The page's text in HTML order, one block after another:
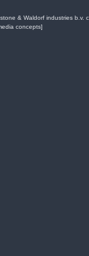
& Waldorf industries b.v.
concepts]